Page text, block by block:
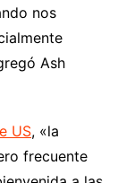
nos
Ash
US, «la
frecuente